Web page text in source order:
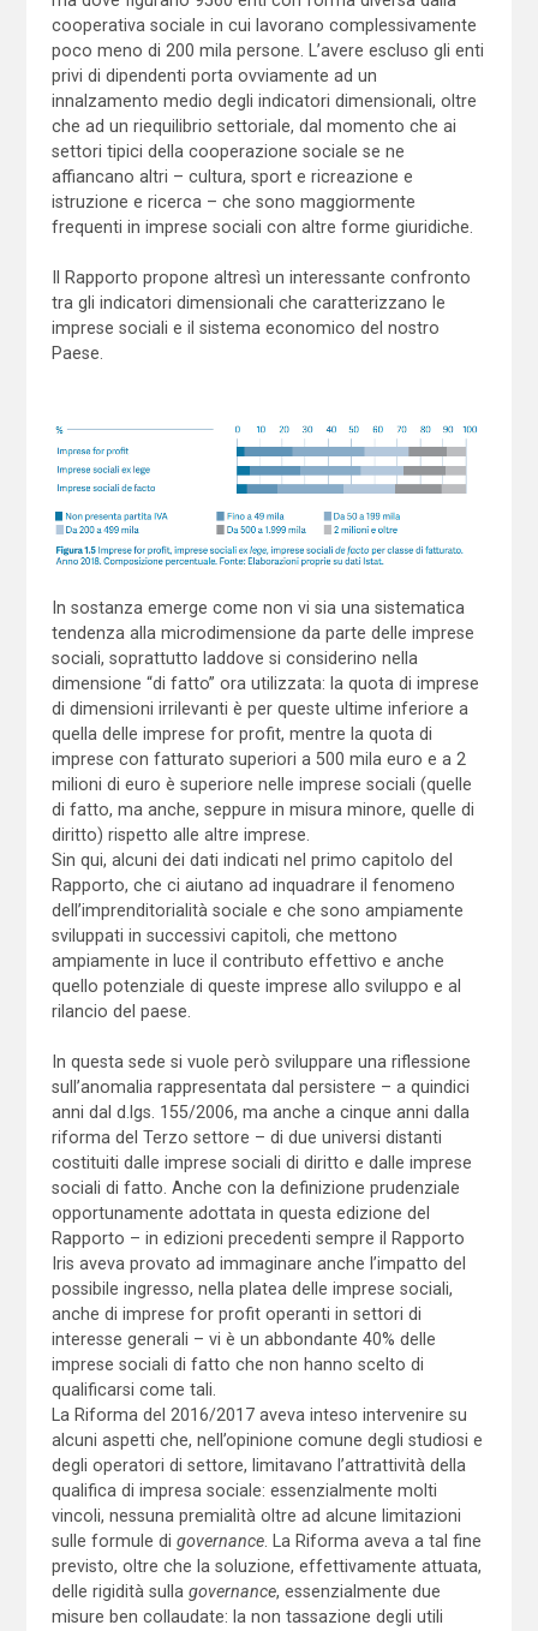
cooperativa sociale in cui lavorano complessivamente
poco meno di 200 mila persone. L’avere escluso gli enti
privi di dipendenti porta ovviamente ad un
innalzamento medio degli indicatori dimensionali, oltre
che ad un riequilibrio settoriale, dal momento che ai
settori tipici della cooperazione sociale se ne
affiancano altri – cultura, sport e ricreazione e
istruzione e ricerca – che sono maggiormente
frequenti in imprese sociali con altre forme giuridiche.
Il Rapporto propone altresì un interessante confronto
tra gli indicatori dimensionali che caratterizzano le
imprese sociali e il sistema economico del nostro
Paese.
In sostanza emerge come non vi sia una sistematica
tendenza alla microdimensione da parte delle imprese
sociali, soprattutto laddove si considerino nella
dimensione “di fatto” ora utilizzata: la quota di imprese
di dimensioni irrilevanti è per queste ultime inferiore a
quella delle imprese for profit, mentre la quota di
imprese con fatturato superiori a 500 mila euro e a 2
milioni di euro è superiore nelle imprese sociali (quelle
di fatto, ma anche, seppure in misura minore, quelle di
diritto) rispetto alle altre imprese.
Sin qui, alcuni dei dati indicati nel primo capitolo del
Rapporto, che ci aiutano ad inquadrare il fenomeno
dell’imprenditorialità sociale e che sono ampiamente
sviluppati in successivi capitoli, che mettono
ampiamente in luce il contributo effettivo e anche
quello potenziale di queste imprese allo sviluppo e al
rilancio del paese.
In questa sede si vuole però sviluppare una riflessione
sull’anomalia rappresentata dal persistere – a quindici
anni dal d.lgs. 155/2006, ma anche a cinque anni dalla
riforma del Terzo settore – di due universi distanti
costituiti dalle imprese sociali di diritto e dalle imprese
sociali di fatto. Anche con la definizione prudenziale
opportunamente adottata in questa edizione del
Rapporto – in edizioni precedenti sempre il Rapporto
Iris aveva provato ad immaginare anche l’impatto del
possibile ingresso, nella platea delle imprese sociali,
anche di imprese for profit operanti in settori di
interesse generali – vi è un abbondante 40% delle
imprese sociali di fatto che non hanno scelto di
qualificarsi come tali.
La Riforma del 2016/2017 aveva inteso intervenire su
alcuni aspetti che, nell’opinione comune degli studiosi e
degli operatori di settore, limitavano l’attrattività della
qualifica di impresa sociale: essenzialmente molti
vincoli, nessuna premialità oltre ad alcune limitazioni
sulle formule di governance. La Riforma aveva a tal fine
previsto, oltre che la soluzione, effettivamente attuata,
delle rigidità sulla governance, essenzialmente due
misure ben collaudate: la non tassazione degli utili